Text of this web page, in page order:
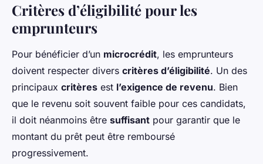
Critères d’éligibilité pour les
emprunteurs
Pour bénéficier d’un microcrédit, les emprunteurs
doivent respecter divers critères d’éligibilité. Un des
principaux critères est l’exigence de revenu. Bien
que le revenu soit souvent faible pour ces candidats,
il doit néanmoins être suffisant pour garantir que le
montant du prêt peut être remboursé
progressivement.